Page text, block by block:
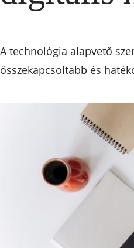
A technológia alapvető
összekapcsoltabb és